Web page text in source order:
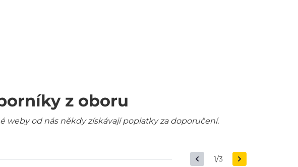
z oboru
weby od nás někdy získávají poplatky za doporučení.
1/3